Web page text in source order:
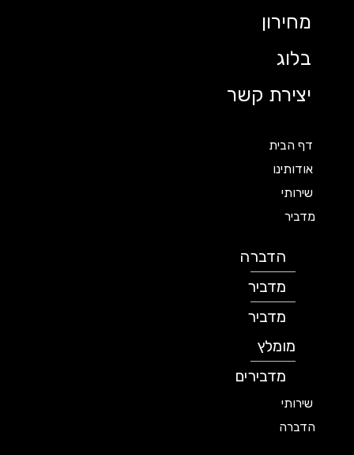
מחירון
בלוג
יצירת קשר
דף הבית
אודותינו
שירותי
מדביר
הדברה
מדביר
מדביר
מומלץ
מדבירים
שירותי
הדברה